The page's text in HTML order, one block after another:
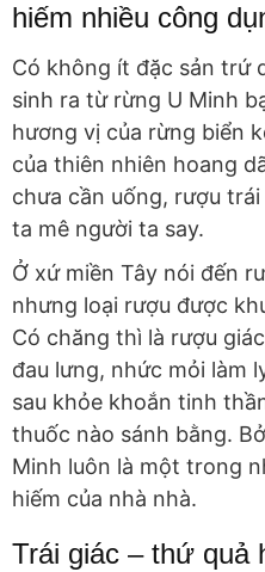
hiếm nhiều công
Có không ít đặc sản trứ
sinh ra từ rừng U Minh
hương vị của rừng biển
của thiên nhiên hoang
chưa cần uống, rượu
ta mê người ta say.
Ở xứ miền Tây nói đến
nhưng loại rượu được
Có chăng thì là rượu
đau lưng, nhức mỏi làm
sau khỏe khoắn tinh
thuốc nào sánh bằng.
Minh luôn là một trong
hiếm của nhà nhà.
Trái giác – thứ quả